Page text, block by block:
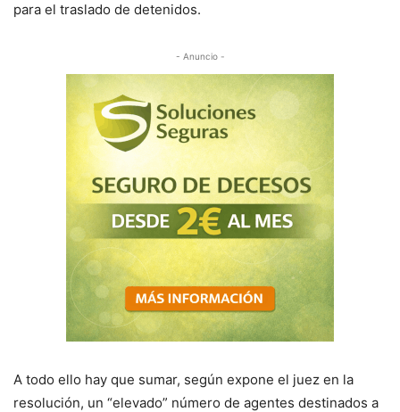
para el traslado de detenidos.
- Anuncio -
A todo ello hay que sumar, según expone el juez en la
resolución, un “elevado” número de agentes destinados a